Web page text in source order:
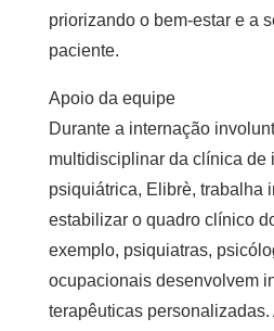
priorizando o bem-estar e a
paciente.
Apoio da equipe
Durante a internação
multidisciplinar da clínica de
psiquiátrica, Elibrè, trabalha
estabilizar o quadro clínico
exemplo, psiquiatras,
ocupacionais desenvolvem
terapêuticas personalizadas.